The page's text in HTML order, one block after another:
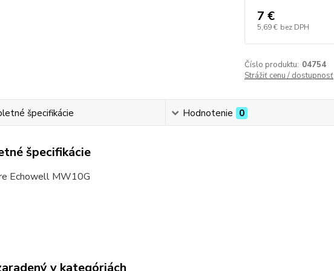
7 €
5,69 € bez DPH
Číslo produktu: 04754
Strážiť cenu / dostupnosť
špecifikácie Hodnotenie 0
špecifikácie
Echowell MW10G
v kategóriách